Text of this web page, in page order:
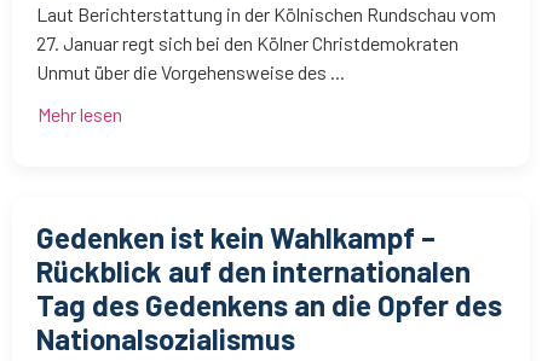
Laut Berichterstattung in der Kölnischen Rundschau vom
27. Januar regt sich bei den Kölner Christdemokraten
Unmut über die Vorgehensweise des ...
Mehr lesen
Gedenken ist kein Wahlkampf –
Rückblick auf den internationalen
Tag des Gedenkens an die Opfer des
Nationalsozialismus